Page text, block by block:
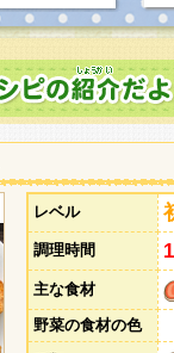
レベル
調理時間
主な食材
野菜の食材の色